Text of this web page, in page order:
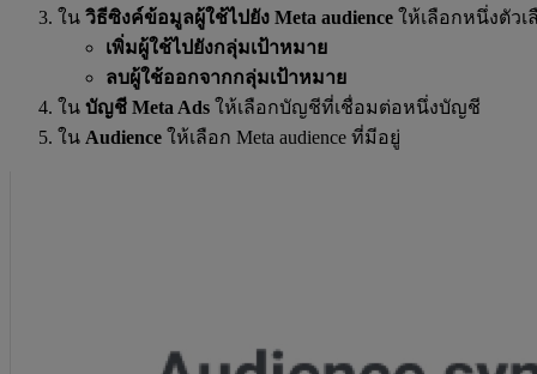
ใน วิธีซิงค์ข้อมูลผู้ใช้ไปยัง Meta audience ให้เลือกหนึ่งตัวเ
เพิ่มผู้ใช้ไปยังกลุ่มเป้าหมาย
ลบผู้ใช้ออกจากกลุ่มเป้าหมาย
ใน บัญชี Meta Ads ให้เลือกบัญชีที่เชื่อมต่อหนึ่งบัญชี
ใน Audience ให้เลือก Meta audience ที่มีอยู่